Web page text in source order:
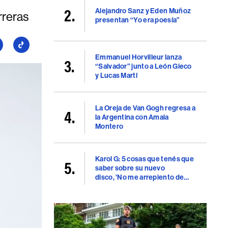
Seguí
Alejandro Sanz y Eden Muñoz
presentan “Yo era poesía”
Emmanuel Horvilleur lanza
“Salvador” junto a León Gieco
y Lucas Martí
La Oreja de Van Gogh regresa a
la Argentina con Amaia
Montero
Karol G: 5 cosas que tenés que
saber sobre su nuevo
disco, 'No me arrepiento de